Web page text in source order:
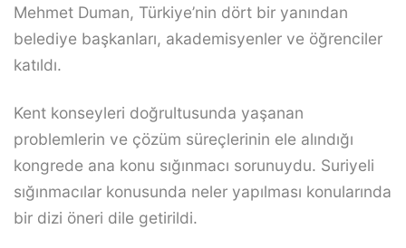
Mehmet Duman, Türkiye’nin dört bir yanından
belediye başkanları, akademisyenler ve öğrenciler
katıldı.
Kent konseyleri doğrultusunda yaşanan
problemlerin ve çözüm süreçlerinin ele alındığı
kongrede ana konu sığınmacı sorunuydu. Suriyeli
sığınmacılar konusunda neler yapılması konularında
bir dizi öneri dile getirildi.